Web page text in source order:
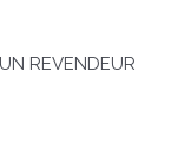
REVENDEUR